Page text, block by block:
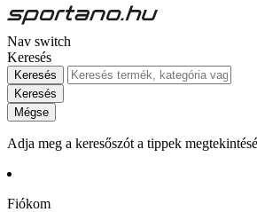
Nav switch
Keresés
Keresés
Keresés
Mégse
Adja meg a keresőszót a tippek
Fiókom